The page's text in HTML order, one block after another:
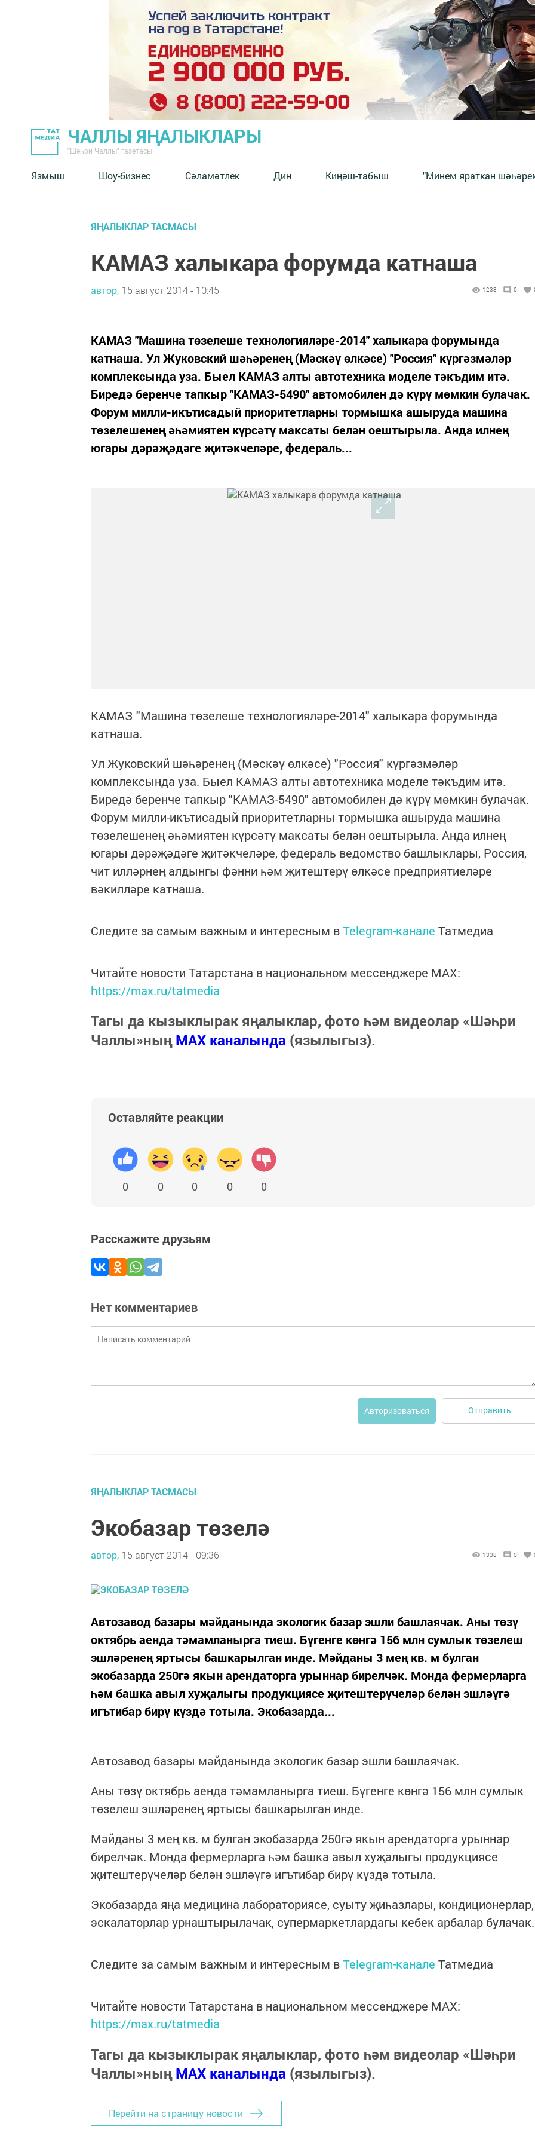
ЧАЛЛЫ ЯҢАЛЫКЛАРЫ
"Шәһри Чаллы" газетасы
Язмыш Шоу-бизнес Сәламәтлек Дин Киңәш-табыш "Минем яраткан
ЯҢАЛЫКЛАР ТАСМАСЫ
КАМАЗ халыкара форумда катнаша
автор, 15 август 2014 - 10:45 1233 0
КАМАЗ "Машина төзелеше технологияләре-2014" халыкара форумында
катнаша. Ул Жуковский шәһәренең (Мәскәү өлкәсе) "Россия" күргәзмәләр
комплексында уза. Быел КАМАЗ алты автотехника моделе тәкъдим итә.
Биредә беренче тапкыр "КАМАЗ-5490" автомобилен дә күрү мөмкин булачак.
Форум милли-икътисадый приоритетларны тормышка ашыруда машина
төзелешенең әһәмиятен күрсәтү максаты белән оештырыла. Анда илнең
югары дәрәҗәдәге җитәкчеләре, федераль...
КАМАЗ "Машина төзелеше технологияләре-2014" халыкара форумында
катнаша.
Ул Жуковский шәһәренең (Мәскәү өлкәсе) "Россия" күргәзмәләр
комплексында уза. Быел КАМАЗ алты автотехника моделе тәкъдим итә.
Биредә беренче тапкыр "КАМАЗ-5490" автомобилен дә күрү мөмкин булачак.
Форум милли-икътисадый приоритетларны тормышка ашыруда машина
төзелешенең әһәмиятен күрсәтү максаты белән оештырыла. Анда илнең
югары дәрәҗәдәге җитәкчеләре, федераль ведомство башлыклары, Россия,
чит илләрнең алдынгы фәнни һәм җитештерү өлкәсе предприятиеләре
вәкилләре катнаша.
Следите за самым важным и интересным вTelegram-канале Татмедиа
Читайте новости Татарстана в национальном мессенджере MАХ:
https://max.ru/tatmedia
Тагы да кызыклырак яңалыклар, фото һәм видеолар «Шәһри
Чаллы»ныңMAX каналында (язылыгыз).
Оставляйте реакции
0 0 0 0 0
Расскажите друзьям
Нет комментариев
Авторизоваться Отправить
ЯҢАЛЫКЛАР ТАСМАСЫ
Экобазар төзелә
автор, 15 август 2014 - 09:36 1338 0
Автозавод базары мәйданында экологик базар эшли башлаячак. Аны төзү
октябрь аенда тәмамланырга тиеш. Бүгенге көнгә 156 млн сумлык төзелеш
эшләренең яртысы башкарылган инде. Мәйданы 3 мең кв. м булган
экобазарда 250гә якын арендаторга урыннар бирелчәк. Монда фермерларга
һәм башка авыл хуҗалыгы продукциясе җитештерүчеләр белән эшләүгә
игътибар бирү күздә тотыла. Экобазарда...
Автозавод базары мәйданында экологик базар эшли башлаячак.
Аны төзү октябрь аенда тәмамланырга тиеш. Бүгенге көнгә 156 млн сумлык
төзелеш эшләренең яртысы башкарылган инде.
Мәйданы 3 мең кв. м булган экобазарда 250гә якын арендаторга урыннар
бирелчәк. Монда фермерларга һәм башка авыл хуҗалыгы продукциясе
җитештерүчеләр белән эшләүгә игътибар бирү күздә тотыла.
Экобазарда яңа медицина лабораториясе, суыту җиһазлары, кондиционерлар,
эскалаторлар урнаштырылачак, супермаркетлардагы кебек арбалар булачак.
Следите за самым важным и интересным вTelegram-канале Татмедиа
Читайте новости Татарстана в национальном мессенджере MАХ:
https://max.ru/tatmedia
Тагы да кызыклырак яңалыклар, фото һәм видеолар «Шәһри
Чаллы»ныңMAX каналында (язылыгыз).
Перейти на страницу новости